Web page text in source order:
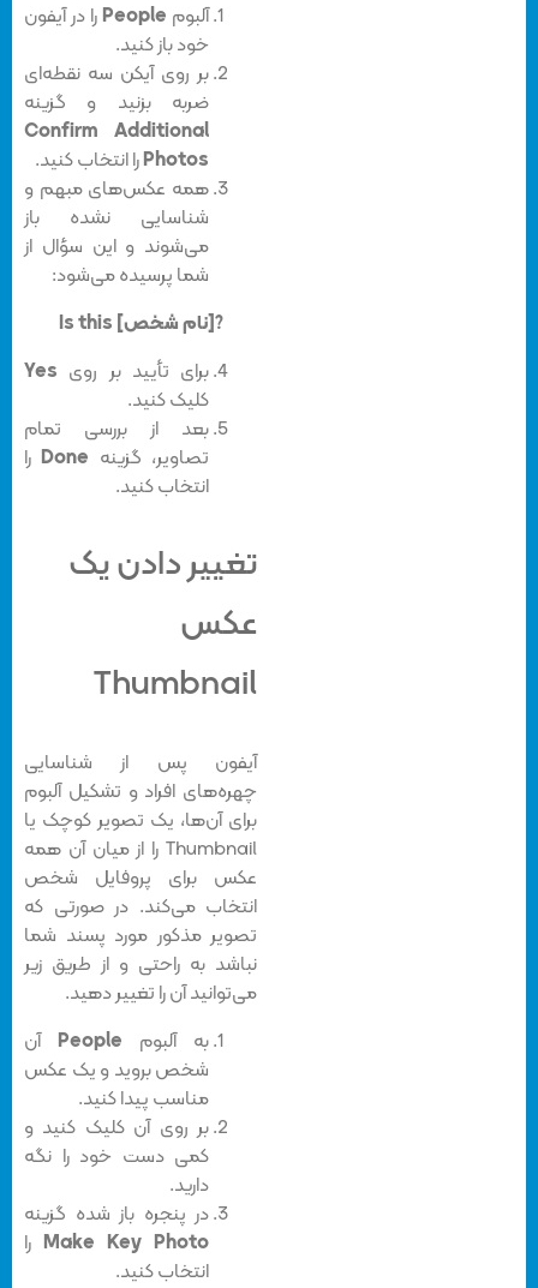
آلبومPeopleرا در آیفون
خود باز کنید.
بر روی آیکن سه نقطه‌ای
ضربه بزنید و گزینه
Confirm Additional
Photosرا انتخاب کنید.
همه عکس‌های مبهم و
شناسایی نشده باز
می‌شوند و این سؤال از
شما پرسیده می‌شود:
برای تأیید بر رویYes
کلیک کنید.
بعد از بررسی تمام
تصاویر، گزینهDoneرا
انتخاب کنید.
تغییر دادن یک
عکس
Thumbnail
آیفون پس از شناسایی
چهره‌های افراد و تشکیل آلبوم
برای آن‌ها، یک تصویر کوچک یا
Thumbnail را از میان آن همه
عکس برای پروفایل شخص
انتخاب می‌کند. در صورتی که
تصویر مذکور مورد پسند شما
نباشد به راحتی و از طریق زیر
می‌توانید آن را تغییر دهید.
به آلبومPeopleآن
شخص بروید و یک عکس
مناسب پیدا کنید.
بر روی آن کلیک کنید و
کمی دست خود را نگه
دارید.
در پنجره باز شده گزینه
Make Key Photoرا
انتخاب کنید.